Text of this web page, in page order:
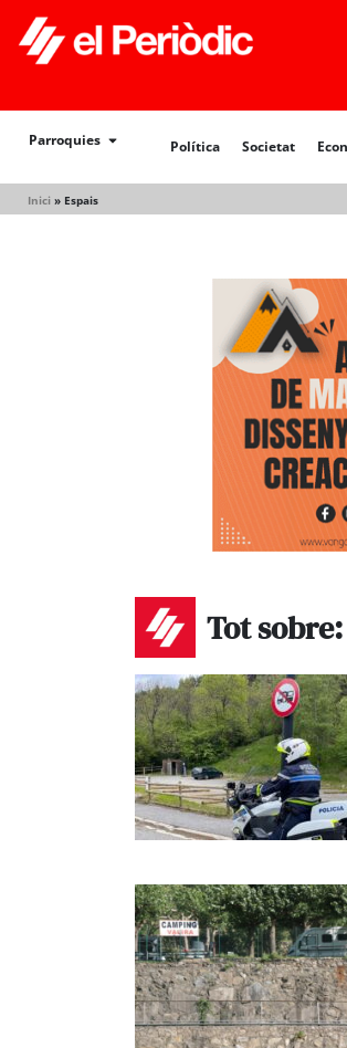
Parroquies Política Societat
Inici » Espais
Política Societat
Tot